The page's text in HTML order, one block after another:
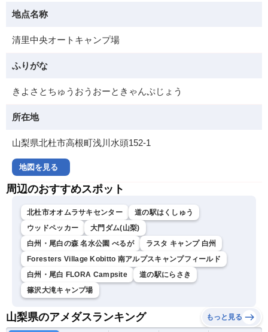
地点名称
清里中央オートキャンプ場
ふりがな
きよさとちゅうおうおーときゃんぷじょう
所在地
山梨県北杜市高根町浅川水頭152-1
地図を見る
周辺のおすすめスポット
北杜市オオムラサキセンター
道の駅はくしゅう
ウッドペッカー
大門ダム(山梨)
白州・尾白の森 名水公園 べるが
ラスタ キャンプ 白州
Foresters Village Kobitto 南アルプスキャンプフィールド
白州・尾白 FLORA Campsite
道の駅にらさき
篠沢大滝キャンプ場
山梨県のアメダスランキング もっと見る